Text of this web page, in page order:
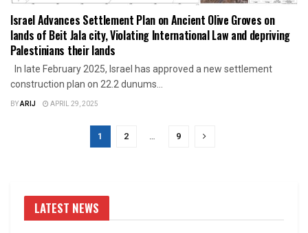
Israel Advances Settlement Plan on Ancient Olive Groves on
lands of Beit Jala city, Violating International Law and depriving
Palestinians their lands
In late February 2025, Israel has approved a new settlement
construction plan on 22.2 dunums...
BYARIJ APRIL 29, 2025
1 2 … 9
LATEST NEWS